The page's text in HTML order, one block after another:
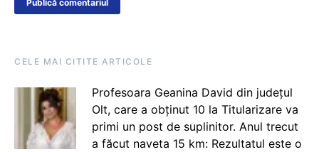
CELE MAI CITITE ARTICOLE
Profesoara Geanina David din județul
Olt, care a obținut 10 la Titularizare va
primi un post de suplinitor. Anul trecut
a făcut naveta 15 km: Rezultatul este o